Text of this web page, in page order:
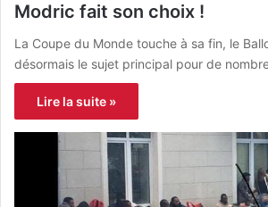
Modric fait son choix !
La Coupe du Monde touche à sa fin, le
désormais le sujet principal pour de
Lire la suite »